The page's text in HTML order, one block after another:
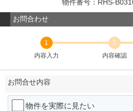
物件番号：RHS-
お問合わせ
1
内容入力
2
内容確認
お問合せ内容
物件を実際に見たい